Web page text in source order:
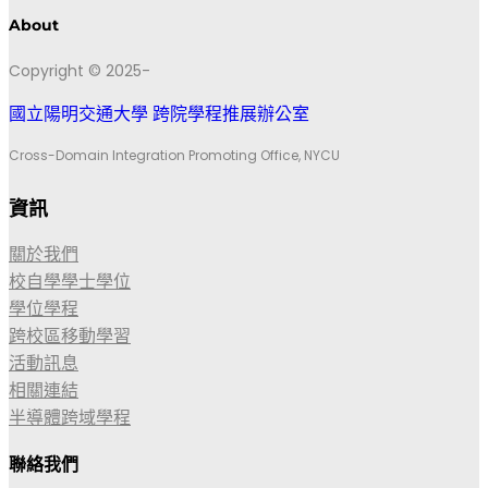
About
Copyright © 2025-
國立陽明交通大學 跨院學程推展辦公室
Cross-Domain Integration Promoting Office, NYCU
資訊
關於我們
校自學學士學位
學位學程
跨校區移動學習
活動訊息
相關連結
半導體跨域學程
聯絡我們